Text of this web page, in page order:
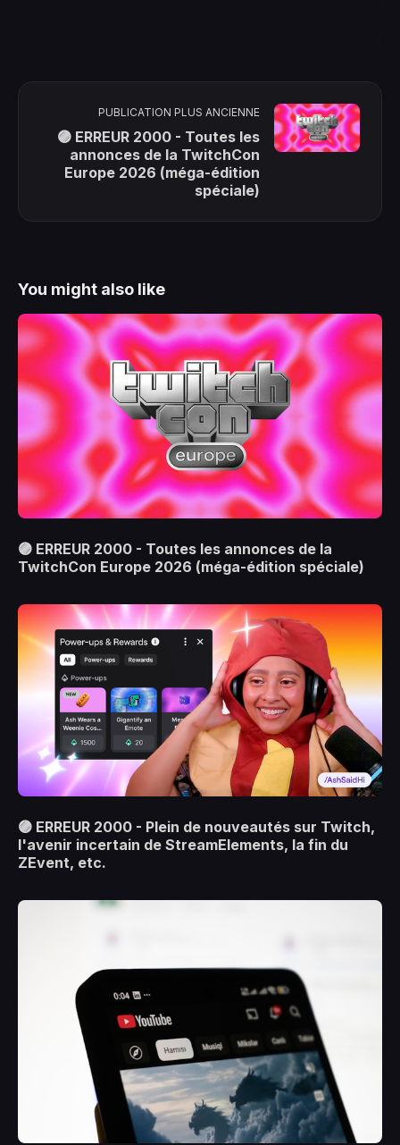
PUBLICATION PLUS ANCIENNE
🟣 ERREUR 2000 - Toutes les
annonces de la TwitchCon
Europe 2026 (méga-édition
spéciale)
You might also like
🟣 ERREUR 2000 - Toutes les annonces de la
TwitchCon Europe 2026 (méga-édition spéciale)
🟣 ERREUR 2000 - Plein de nouveautés sur Twitch,
l'avenir incertain de StreamElements, la fin du
ZEvent, etc.